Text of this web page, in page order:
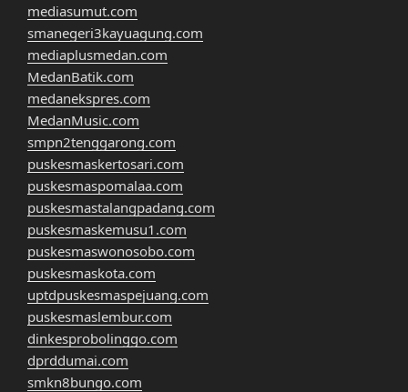
mediasumut.com
smanegeri3kayuagung.com
mediaplusmedan.com
MedanBatik.com
medanekspres.com
MedanMusic.com
smpn2tenggarong.com
puskesmaskertosari.com
puskesmaspomalaa.com
puskesmastalangpadang.com
puskesmaskemusu1.com
puskesmaswonosobo.com
puskesmaskota.com
uptdpuskesmaspejuang.com
puskesmaslembur.com
dinkesprobolinggo.com
dprddumai.com
smkn8bungo.com